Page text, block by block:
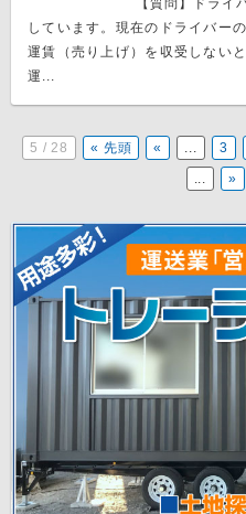
【質問】ドライ
しています。現在のドライバー
運賃（売り上げ）を収受しない
運...
5 / 28 « 先頭 « ... 3
...
»